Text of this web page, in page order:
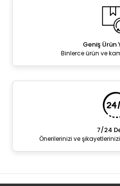
Geniş Ürün
Binlerce ürün ve
7/24
Önerilerinizi ve